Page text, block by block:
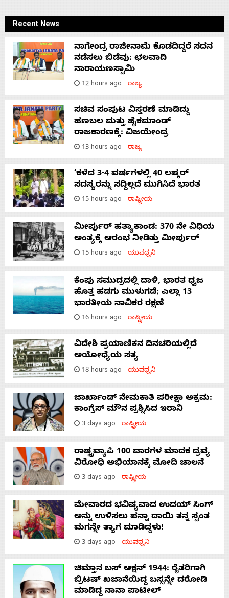
Recent News
ನಾಗೇಂದ್ರ ರಾಜೀನಾಮೆ ಕೊಡದಿದ್ದರೆ ಸದನ
ನಡೆಸಲು ಬಿಡೆವು: ಛಲವಾದಿ
ನಾರಾಯಣಸ್ವಾಮಿ
12 hours ago ರಾಜ್ಯ
ಸಚಿವ ಸಂಪುಟ ವಿಸ್ತರಣೆ ಮಾಡಿದ್ದು
ಹಣಬಲ ಮತ್ತು ಹೈಕಮಾಂಡ್
ರಾಜಕಾರಣಕ್ಕೆ: ವಿಜಯೇಂದ್ರ
13 hours ago ರಾಜ್ಯ
‘ಕಳೆದ 3-4 ವರ್ಷಗಳಲ್ಲಿ 40 ಲಷ್ಕರ್
ಸದಸ್ಯರನ್ನು ಸದ್ದಿಲ್ಲದೆ ಮುಗಿಸಿದೆ ಭಾರತ
15 hours ago ರಾಷ್ಟ್ರೀಯ
ಮೀರ್ಪುರ್ ಹತ್ಯಾಕಾಂಡ: 370 ನೇ ವಿಧಿಯ
ಅಂತ್ಯಕ್ಕೆ ಆರಂಭ ನೀಡಿತ್ತು ಮೀರ್ಪುರ್
15 hours ago ಯುವಧ್ವನಿ
ಕೆಂಪು ಸಮುದ್ರದಲ್ಲಿ ದಾಳಿ, ಭಾರತ ಧ್ವಜ
ಹೊತ್ತ ಹಡಗು ಮುಳುಗಡೆ; ಎಲ್ಲಾ 13
ಭಾರತೀಯ ನಾವಿಕರ ರಕ್ಷಣೆ
16 hours ago ರಾಷ್ಟ್ರೀಯ
ವಿದೇಶಿ ಪ್ರಯಾಣಿಕನ ದಿನಚರಿಯಲ್ಲಿದೆ
ಅಯೋಧ್ಯೆಯ ಸತ್ಯ
18 hours ago ಯುವಧ್ವನಿ
ಜಾರ್ಖಾಂಡ್‌ ನೇಮಕಾತಿ ಪರೀಕ್ಷಾ ಅಕ್ರಮ:
ಕಾಂಗ್ರೆಸ್‌ ಮೌನ ಪ್ರಶ್ನಿಸಿದ ಇರಾನಿ
3 days ago ರಾಷ್ಟ್ರೀಯ
ರಾಷ್ಟ್ರವ್ಯಾಪಿ 100 ವಾರಗಳ ಮಾದಕ ದ್ರವ್ಯ
ವಿರೋಧಿ ಅಭಿಯಾನಕ್ಕೆ ಮೋದಿ ಚಾಲನೆ
3 days ago ರಾಷ್ಟ್ರೀಯ
ಮೇವಾರದ ಭವಿಷ್ಯವಾದ ಉದಯ್ ಸಿಂಗ್
ಅನ್ನು ಉಳಿಸಲು ಪನ್ನಾ ದಾಯಿ ತನ್ನ ಸ್ವಂತ
ಮಗನ್ನೇ ತ್ಯಾಗ ಮಾಡಿದ್ದಳು!
3 days ago ಯುವಧ್ವನಿ
ಚಿಮ್ತಾನ ಬಸ್ ಆಕ್ಷನ್ 1944: ರೈತರಿಗಾಗಿ
ಬ್ರಿಟಷ್‌ ಖಜಾನೆಯಿದ್ದ ಬಸ್ಸನ್ನೇ ದರೋಡಿ
ಮಾಡಿದ್ದ ನಾನಾ ಪಾಟೀಲ್